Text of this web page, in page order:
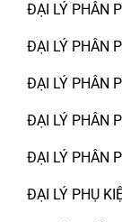
ĐẠI LÝ PHÂN
ĐẠI LÝ PHÂN
ĐẠI LÝ PHÂN
ĐẠI LÝ PHÂN
ĐẠI LÝ PHÂN
ĐẠI LÝ PHỤ